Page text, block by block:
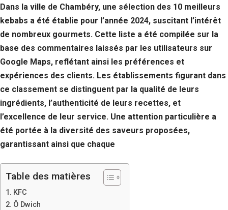
Dans la ville de Chambéry, une sélection des 10 meilleurs
kebabs a été établie pour l’année 2024, suscitant l’intérêt
de nombreux gourmets. Cette liste a été compilée sur la
base des commentaires laissés par les utilisateurs sur
Google Maps, reflétant ainsi les préférences et
expériences des clients. Les établissements figurant dans
ce classement se distinguent par la qualité de leurs
ingrédients, l’authenticité de leurs recettes, et
l’excellence de leur service. Une attention particulière a
été portée à la diversité des saveurs proposées,
garantissant ainsi que chaque
Table des matières
KFC
Ô Dwich